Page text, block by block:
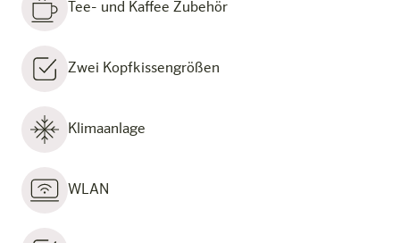
Tee- und Kaffee Zubehör
Zwei Kopfkissengrößen
Klimaanlage
WLAN